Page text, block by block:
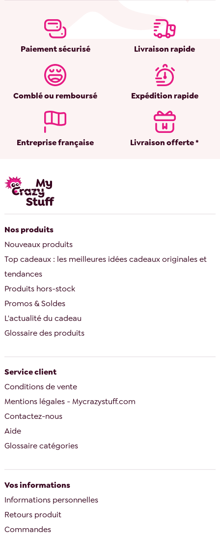
Paiement sécurisé Livraison rapide
Comblé ou remboursé Expédition rapide
Entreprise française Livraison offerte *
Nos produits
Nouveaux produits
Top cadeaux : les meilleures idées cadeaux originales et
tendances
Produits hors-stock
Promos & Soldes
L'actualité du cadeau
Glossaire des produits
Service client
Conditions de vente
Mentions légales - Mycrazystuff.com
Contactez-nous
Aide
Glossaire catégories
Vos informations
Informations personnelles
Retours produit
Commandes